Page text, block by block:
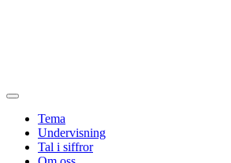
Tema
Undervisning
Tal i siffror